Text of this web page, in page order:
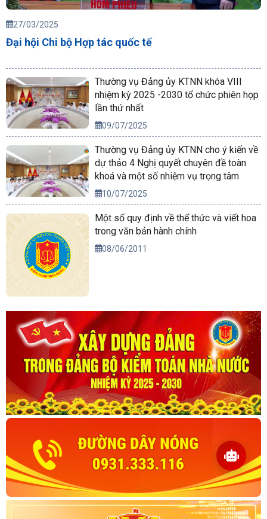
27/03/2025
Đại hội Chi bộ Hợp tác quốc tế
Thường vụ Đảng ủy KTNN khóa VIII
nhiệm kỳ 2025 -2030 tổ chức phiên họp
lần thứ nhất
09/07/2025
Thường vụ Đảng ủy KTNN cho ý kiến về
dự thảo 4 Nghị quyết chuyên đề toàn
khoá và một số nhiệm vụ trọng tâm
10/07/2025
Một số quy định về thể thức và viết hoa
trong văn bản hành chính
08/06/2011